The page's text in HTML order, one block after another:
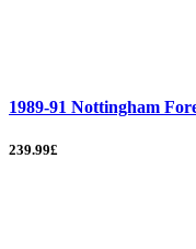
1989-91 Nottingham
239.99£